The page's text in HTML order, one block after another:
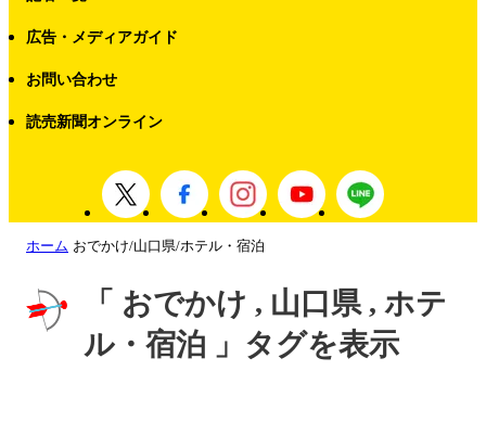
広告・メディアガイド
お問い合わせ
読売新聞オンライン
ホーム おでかけ/山口県/ホテル・宿泊
「 おでかけ , 山口県 , ホテ
ル・宿泊 」タグを表示